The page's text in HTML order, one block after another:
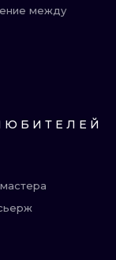
между